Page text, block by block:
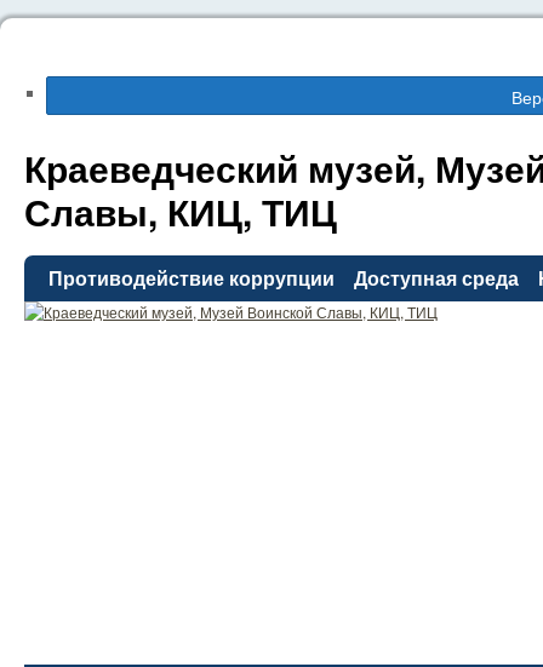
Краеведческий музей,
Славы, КИЦ, ТИЦ
Противодействие коррупции Доступная среда